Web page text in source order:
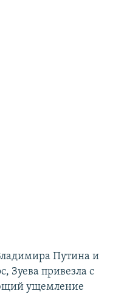
Путина и
Зуева привезла с
ущемление